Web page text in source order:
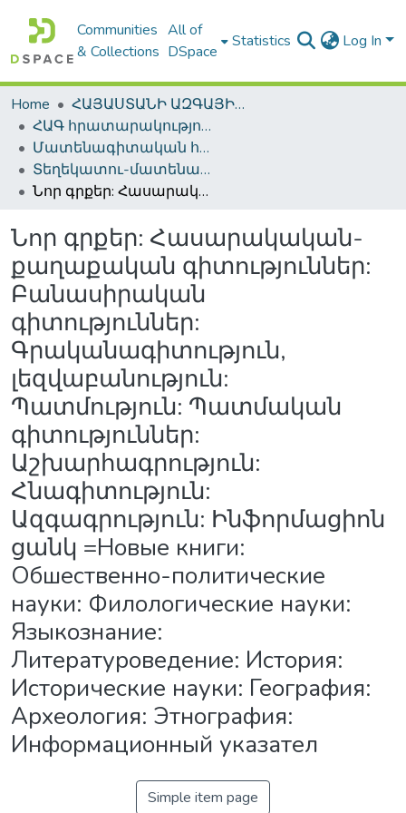
Communities
& Collections
All of
DSpace
Statistics Log In
Home
ՀԱՅԱՍՏԱՆԻ ԱԶԳԱՅԻՆ ԳՐԱԴԱՐԱՆԻ ԹՎԱՅԻՆ ՊԱՀՈՑ / DIGITAL REPOSITORY OF NLA
ՀԱԳ հրատարակություններ / NLA Publications
Մատենագիտական հրատարակություններ / Bibliographic publications
Տեղեկատու-մատենագիտական հրատարակություններ / Reference-Bibliographic Publications
Նոր գրքեր: Հասարակական-քաղաքական գիտություններ: Բանասիրական գիտություններ: Գրականագիտություն, լեզվաբանություն: Պատմություն: Պատմական գիտություններ: Աշխարհագրություն: Հնագիտություն: Ազգագրություն: Ինֆորմացիոն ցանկ =Новые книги: Обшественно-политические науки: Филологические науки: Языкознание: Литературоведение: История: Исторические науки: География: Археология: Этнография: Информационный указател
Նոր գրքեր: Հասարակական-
քաղաքական գիտություններ:
Բանասիրական
գիտություններ:
Գրականագիտություն,
լեզվաբանություն:
Պատմություն: Պատմական
գիտություններ:
Աշխարհագրություն:
Հնագիտություն:
Ազգագրություն: Ինֆորմացիոն
ցանկ =Новые книги:
Обшественно-политические
науки: Филологические науки:
Языкознание:
Литературоведение: История:
Исторические науки: География:
Археология: Этнография:
Информационный указател
Simple item page